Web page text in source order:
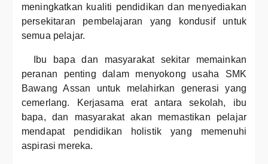
meningkatkan kualiti pendidikan dan menyediakan
persekitaran pembelajaran yang kondusif untuk
semua pelajar.
Ibu bapa dan masyarakat sekitar memainkan
peranan penting dalam menyokong usaha SMK
Bawang Assan untuk melahirkan generasi yang
cemerlang. Kerjasama erat antara sekolah, ibu
bapa, dan masyarakat akan memastikan pelajar
mendapat pendidikan holistik yang memenuhi
aspirasi mereka.